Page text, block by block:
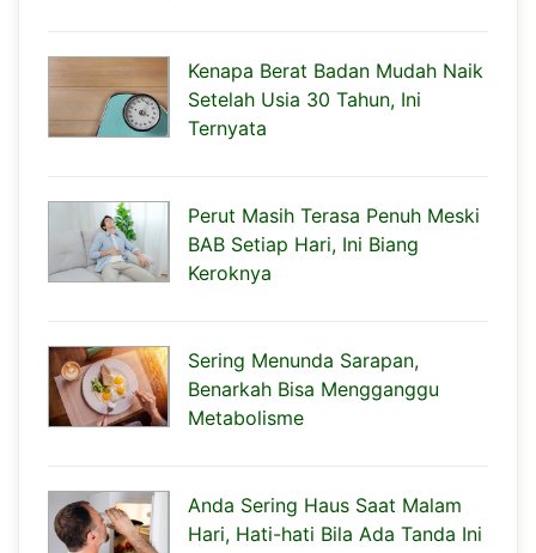
Kenapa Berat Badan Mudah Naik
Setelah Usia 30 Tahun, Ini
Ternyata
Perut Masih Terasa Penuh Meski
BAB Setiap Hari, Ini Biang
Keroknya
Sering Menunda Sarapan,
Benarkah Bisa Mengganggu
Metabolisme
Anda Sering Haus Saat Malam
Hari, Hati-hati Bila Ada Tanda Ini